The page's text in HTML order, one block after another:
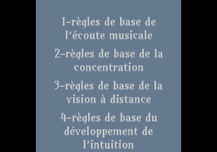
1-règles de base de
l’écoute musicale
2-règles de base de la
concentration
3-règles de base de la
vision à distance
4-règles de base du
développement de
l’intuition